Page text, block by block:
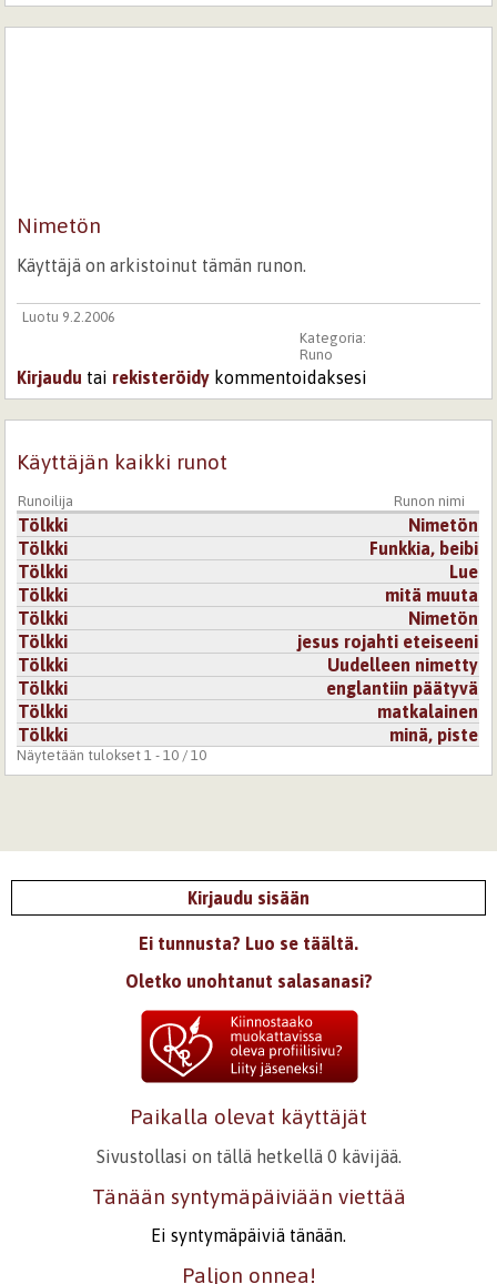
Nimetön
Käyttäjä on arkistoinut tämän runon.
Luotu 9.2.2006
Kategoria:
Runo
Kirjaudu tai rekisteröidy kommentoidaksesi
Käyttäjän kaikki runot
Runoilija Runon nimi
Tölkki
Nimetön
Tölkki
Funkkia, beibi
Tölkki
Lue
Tölkki
mitä muuta
Tölkki
Nimetön
Tölkki
jesus rojahti eteiseeni
Tölkki
Uudelleen nimetty
Tölkki
englantiin päätyvä
Tölkki
matkalainen
Tölkki
minä, piste
Näytetään tulokset 1 - 10 / 10
Kirjaudu sisään
Ei tunnusta? Luo se täältä.
Oletko unohtanut salasanasi?
Paikalla olevat käyttäjät
Sivustollasi on tällä hetkellä 0 kävijää.
Tänään syntymäpäiviään viettää
Ei syntymäpäiviä tänään.
Paljon onnea!